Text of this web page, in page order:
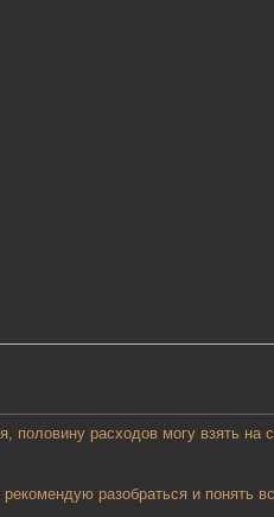
половину расходов могу взять
разобраться и понять